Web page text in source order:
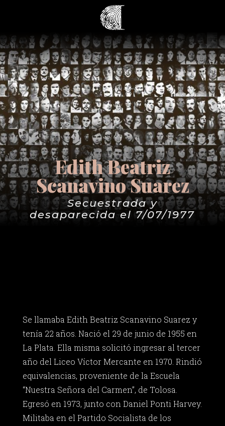
Edith Beatriz
Scanavino Suarez
Secuestrada y
desaparecida el 7/07/1977
Se llamaba Edith Beatriz Scanavino Suarez y
tenía 22 años. Nació el 29 de junio de 1955 en
La Plata. Ella misma solicitó ingresar al tercer
año del Liceo Víctor Mercante en 1970. Rindió
equivalencias, proveniente de la Escuela
“Nuestra Señora del Carmen”, de Tolosa.
Egresó en 1973, junto con Daniel Ponti Harvey.
Militaba en el Partido Socialista de los